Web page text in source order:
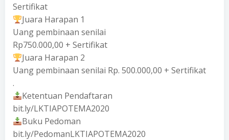
Sertifikat
Juara Harapan 1
Uang pembinaan senilai
Rp750.000,00 + Sertifikat
Juara Harapan 2
Uang pembinaan senilai Rp. 500.000,00 + Sertifikat
.
Ketentuan Pendaftaran
bit.ly/LKTIAPOTEMA2020
Buku Pedoman
bit.ly/PedomanLKTIAPOTEMA2020